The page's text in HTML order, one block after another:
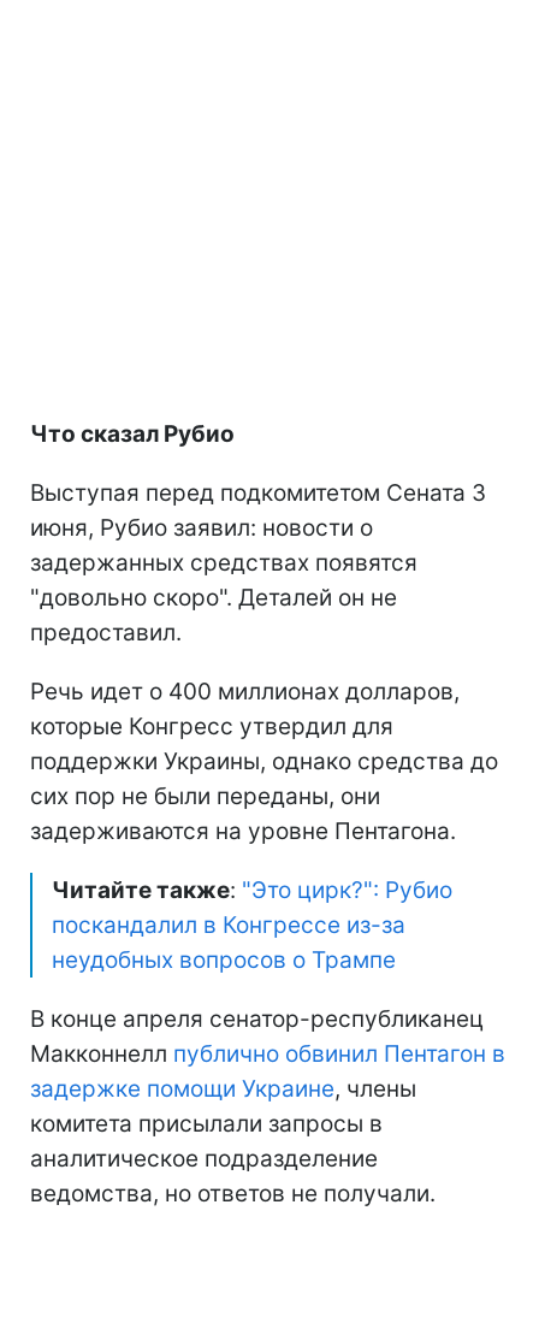
Что сказал Рубио
Выступая перед подкомитетом Сената 3
июня, Рубио заявил: новости о
задержанных средствах появятся
"довольно скоро". Деталей он не
предоставил.
Речь идет о 400 миллионах долларов,
которые Конгресс утвердил для
поддержки Украины, однако средства до
сих пор не были переданы, они
задерживаются на уровне Пентагона.
Читайте также: "Это цирк?": Рубио
поскандалил в Конгрессе из-за
неудобных вопросов о Трампе
В конце апреля сенатор-республиканец
Макконнелл публично обвинил Пентагон в
задержке помощи Украине, члены
комитета присылали запросы в
аналитическое подразделение
ведомства, но ответов не получали.